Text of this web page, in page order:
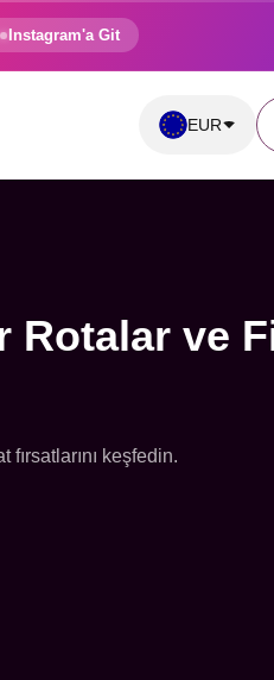
Instagram'a Git
EUR
Rotalar ve
keşfedin.